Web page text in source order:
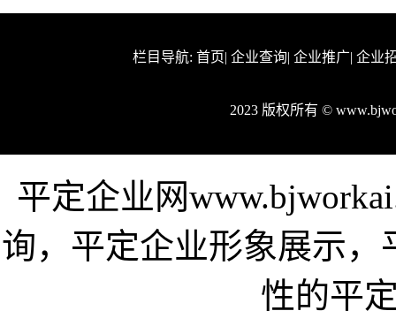
栏目导航: 首页| 企业查询| 企业推广| 企业
2023 版权所有 ©
平定企业网
询，平定企业形象展示
性的平